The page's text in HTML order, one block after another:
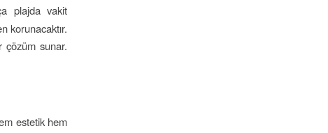
plajda vakit
korunacaktır.
çözüm sunar.
estetik hem